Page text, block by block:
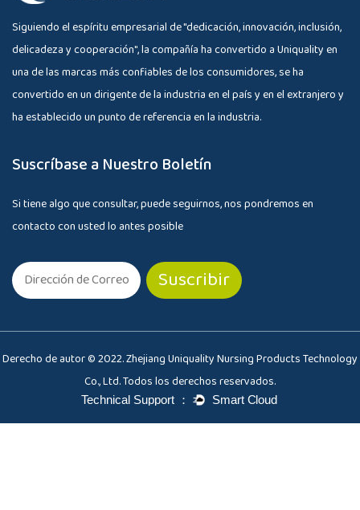
Siguiendo el espíritu empresarial de "dedicación, innovación, inclusión,
delicadeza y cooperación", la compañía ha convertido a Uniquality en
una de las marcas más confiables de los consumidores, se ha
convertido en un dirigente de la industria en el país y en el extranjero y
ha establecido un punto de referencia en la industria.
Suscríbase a Nuestro Boletín
Si tiene algo que consultar, puede seguirnos, nos pondremos en
contacto con usted lo antes posible
Derecho de autor © 2022. Zhejiang Uniquality Nursing Products Technology
Co., Ltd. Todos los derechos reservados.